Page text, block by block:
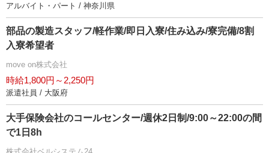
アルバイト・パート / 神奈川県
部品の製造スタッフ/軽作業/即日入寮/住み込み/寮完備/8割
入寮希望者
move on株式会社
時給1,800円～2,250円
派遣社員 / 大阪府
大手保険会社のコールセンター/週休2日制/9:00～22:00の間
で1日8h